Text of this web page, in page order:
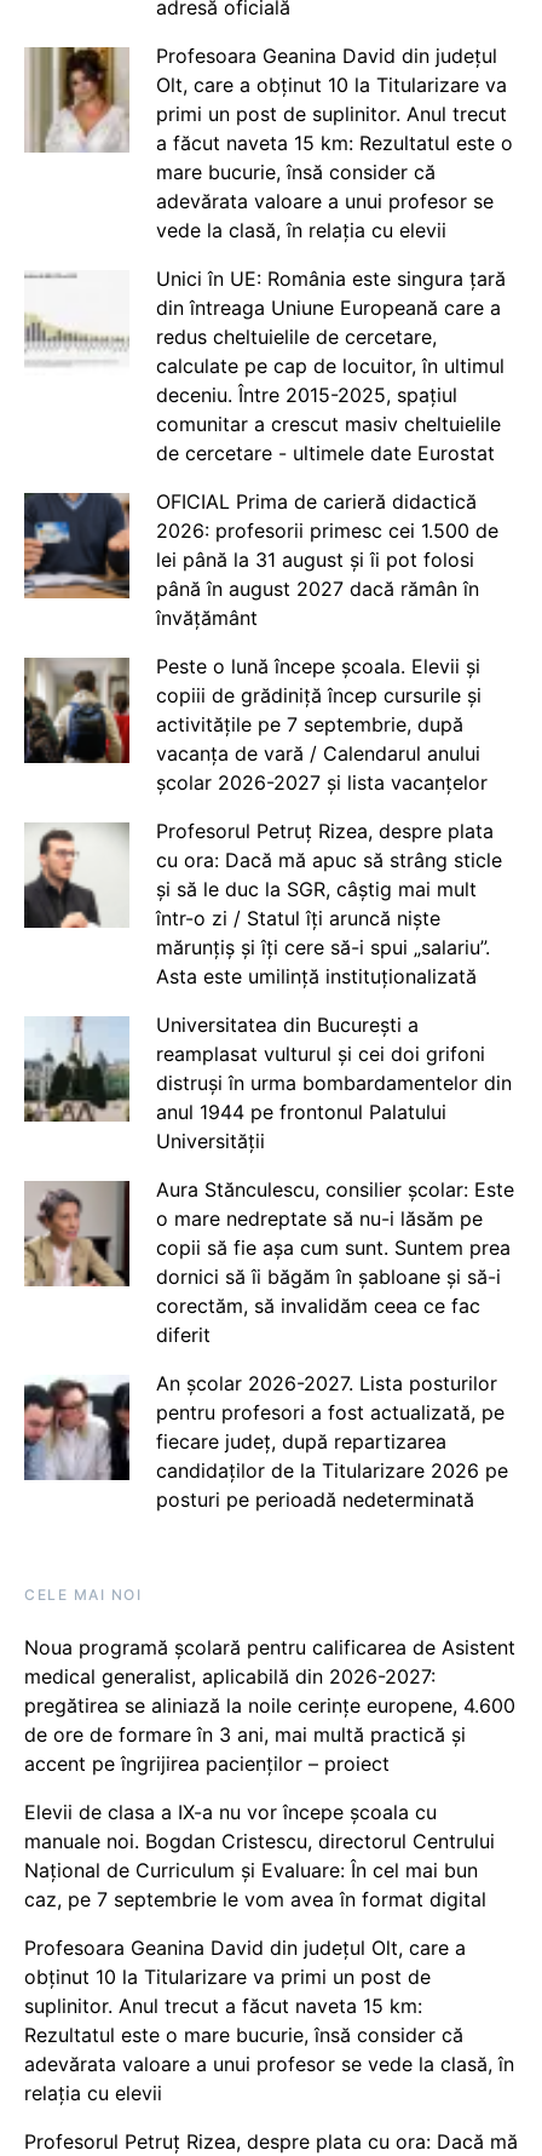
adresă oficială
Profesoara Geanina David din județul
Olt, care a obținut 10 la Titularizare va
primi un post de suplinitor. Anul trecut
a făcut naveta 15 km: Rezultatul este o
mare bucurie, însă consider că
adevărata valoare a unui profesor se
vede la clasă, în relația cu elevii
Unici în UE: România este singura țară
din întreaga Uniune Europeană care a
redus cheltuielile de cercetare,
calculate pe cap de locuitor, în ultimul
deceniu. Între 2015-2025, spațiul
comunitar a crescut masiv cheltuielile
de cercetare - ultimele date Eurostat
OFICIAL Prima de carieră didactică
2026: profesorii primesc cei 1.500 de
lei până la 31 august și îi pot folosi
până în august 2027 dacă rămân în
învățământ
Peste o lună începe școala. Elevii și
copiii de grădiniță încep cursurile și
activitățile pe 7 septembrie, după
vacanța de vară / Calendarul anului
școlar 2026-2027 și lista vacanțelor
Profesorul Petruț Rizea, despre plata
cu ora: Dacă mă apuc să strâng sticle
și să le duc la SGR, câștig mai mult
într-o zi / Statul îți aruncă niște
mărunțiș și îți cere să-i spui „salariu”.
Asta este umilință instituționalizată
Universitatea din București a
reamplasat vulturul și cei doi grifoni
distruși în urma bombardamentelor din
anul 1944 pe frontonul Palatului
Universității
Aura Stănculescu, consilier școlar: Este
o mare nedreptate să nu-i lăsăm pe
copii să fie așa cum sunt. Suntem prea
dornici să îi băgăm în șabloane și să-i
corectăm, să invalidăm ceea ce fac
diferit
An școlar 2026-2027. Lista posturilor
pentru profesori a fost actualizată, pe
fiecare județ, după repartizarea
candidaților de la Titularizare 2026 pe
posturi pe perioadă nedeterminată
CELE MAI NOI
Noua programă școlară pentru calificarea de Asistent
medical generalist, aplicabilă din 2026-2027:
pregătirea se aliniază la noile cerințe europene, 4.600
de ore de formare în 3 ani, mai multă practică și
accent pe îngrijirea pacienților – proiect
Elevii de clasa a IX-a nu vor începe școala cu
manuale noi. Bogdan Cristescu, directorul Centrului
Național de Curriculum și Evaluare: În cel mai bun
caz, pe 7 septembrie le vom avea în format digital
Profesoara Geanina David din județul Olt, care a
obținut 10 la Titularizare va primi un post de
suplinitor. Anul trecut a făcut naveta 15 km:
Rezultatul este o mare bucurie, însă consider că
adevărata valoare a unui profesor se vede la clasă, în
relația cu elevii
Profesorul Petruț Rizea, despre plata cu ora: Dacă mă